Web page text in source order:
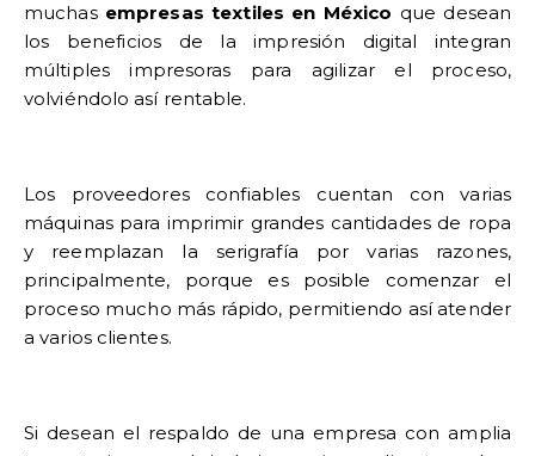
muchas empresas textiles en México que desean
los beneficios de la impresión digital integran
múltiples impresoras para agilizar el proceso,
volviéndolo así rentable.
Los proveedores confiables cuentan con varias
máquinas para imprimir grandes cantidades de ropa
y reemplazan la serigrafía por varias razones,
principalmente, porque es posible comenzar el
proceso mucho más rápido, permitiendo así atender
a varios clientes.
Si desean el respaldo de una empresa con amplia